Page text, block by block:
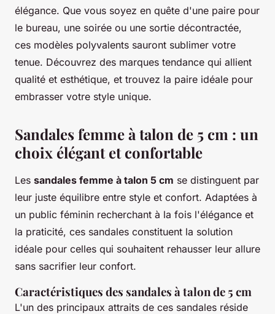
élégance. Que vous soyez en quête d'une paire pour
le bureau, une soirée ou une sortie décontractée,
ces modèles polyvalents sauront sublimer votre
tenue. Découvrez des marques tendance qui allient
qualité et esthétique, et trouvez la paire idéale pour
embrasser votre style unique.
Sandales femme à talon de 5 cm : un
choix élégant et confortable
Les sandales femme à talon 5 cm se distinguent par
leur juste équilibre entre style et confort. Adaptées à
un public féminin recherchant à la fois l'élégance et
la praticité, ces sandales constituent la solution
idéale pour celles qui souhaitent rehausser leur allure
sans sacrifier leur confort.
Caractéristiques des sandales à talon de 5 cm
L'un des principaux attraits de ces sandales réside